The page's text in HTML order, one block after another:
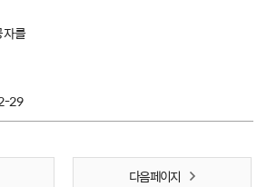
를
29
다음 페이지